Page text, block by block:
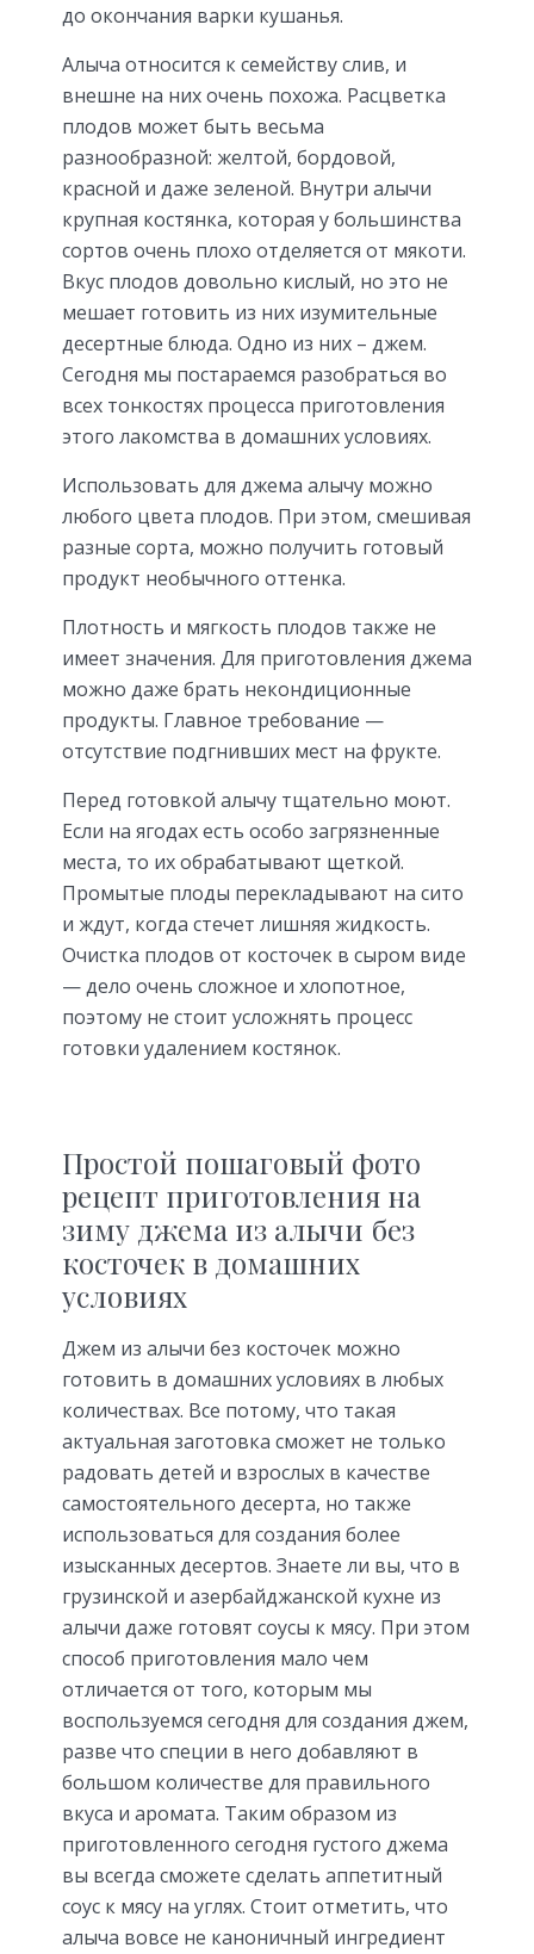
до окончания варки кушанья.
Алыча относится к семейству слив, и
внешне на них очень похожа. Расцветка
плодов может быть весьма
разнообразной: желтой, бордовой,
красной и даже зеленой. Внутри алычи
крупная костянка, которая у большинства
сортов очень плохо отделяется от мякоти.
Вкус плодов довольно кислый, но это не
мешает готовить из них изумительные
десертные блюда. Одно из них – джем.
Сегодня мы постараемся разобраться во
всех тонкостях процесса приготовления
этого лакомства в домашних условиях.
Использовать для джема алычу можно
любого цвета плодов. При этом, смешивая
разные сорта, можно получить готовый
продукт необычного оттенка.
Плотность и мягкость плодов также не
имеет значения. Для приготовления джема
можно даже брать некондиционные
продукты. Главное требование —
отсутствие подгнивших мест на фрукте.
Перед готовкой алычу тщательно моют.
Если на ягодах есть особо загрязненные
места, то их обрабатывают щеткой.
Промытые плоды перекладывают на сито
и ждут, когда стечет лишняя жидкость.
Очистка плодов от косточек в сыром виде
— дело очень сложное и хлопотное,
поэтому не стоит усложнять процесс
готовки удалением костянок.
Простой пошаговый фото
рецепт приготовления на
зиму джема из алычи без
косточек в домашних
условиях
Джем из алычи без косточек можно
готовить в домашних условиях в любых
количествах. Все потому, что такая
актуальная заготовка сможет не только
радовать детей и взрослых в качестве
самостоятельного десерта, но также
использоваться для создания более
изысканных десертов. Знаете ли вы, что в
грузинской и азербайджанской кухне из
алычи даже готовят соусы к мясу. При этом
способ приготовления мало чем
отличается от того, которым мы
воспользуемся сегодня для создания джем,
разве что специи в него добавляют в
большом количестве для правильного
вкуса и аромата. Таким образом из
приготовленного сегодня густого джема
вы всегда сможете сделать аппетитный
соус к мясу на углях. Стоит отметить, что
алыча вовсе не каноничный ингредиент